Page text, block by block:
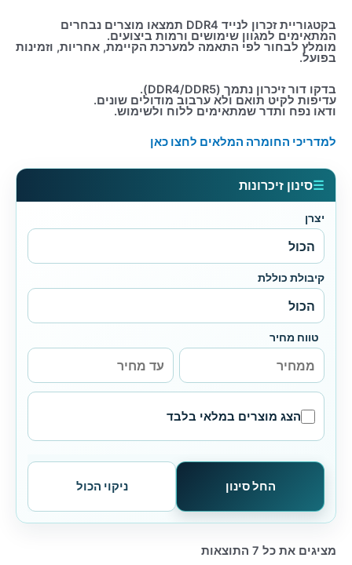
בקטגוריית זכרון לנייד DDR4 תמצאו מוצרים נבחרים
המתאימים למגוון שימושים ורמות ביצועים.
מומלץ לבחור לפי התאמה למערכת הקיימת, אחריות, וזמינות
בפועל.
בדקו דור זיכרון נתמך (DDR4/DDR5).
עדיפות לקיט תואם ולא ערבוב מודולים שונים.
ודאו נפח ותדר שמתאימים ללוח ולשימוש.
למדריכי החומרה המלאים לחצו כאן
☰סינון זיכרונות
יצרן
קיבולת כוללת
טווח מחיר
הצג מוצרים במלאי בלבד
החל סינון ניקוי הכול
מציגים את כל ⁦7⁩ התוצאות ממוין